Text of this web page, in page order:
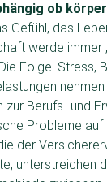
ob
Gefühl, das
werde immer
Folge: Stress,
zur Berufs- und
Probleme
der
unterstreichen